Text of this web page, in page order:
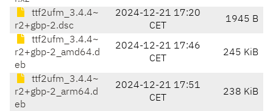
ttf2ufm_3.4.4~
r2+gbp-2.dsc
2024-12-21 17:20
CET
1945 B
ttf2ufm_3.4.4~
r2+gbp-2_amd64.d
eb
2024-12-21 17:46
CET
245 KiB
ttf2ufm_3.4.4~
r2+gbp-2_arm64.d
eb
2024-12-21 17:51
CET
238 KiB